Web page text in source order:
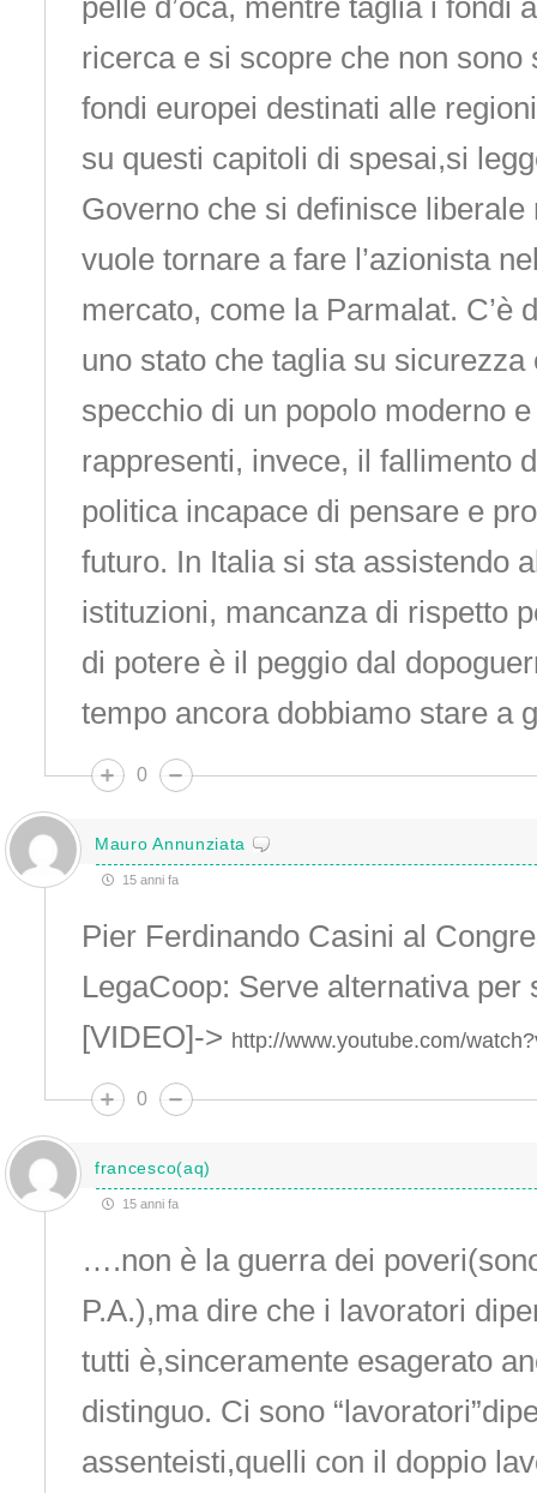
pelle d’oca, mentre taglia i fondi
ricerca e si scopre che non sono
fondi europei destinati alle
su questi capitoli di spesai,si
Governo che si definisce liberale
vuole tornare a fare l’azionista
mercato, come la Parmalat. C’è
uno stato che taglia su sicurezza
specchio di un popolo moderno
rappresenti, invece, il fallimento
politica incapace di pensare e
futuro. In Italia si sta assistendo
istituzioni, mancanza di rispetto
di potere è il peggio dal
tempo ancora dobbiamo stare a
0
Mauro Annunziata
15 anni fa
Pier Ferdinando Casini al
LegaCoop: Serve alternativa per
[VIDEO]-> http://www.youtube.com/
0
francesco(aq)
15 anni fa
….non è la guerra dei
P.A.),ma dire che i lavoratori
tutti è,sinceramente esagerato
distinguo. Ci sono
assenteisti,quelli con il doppio